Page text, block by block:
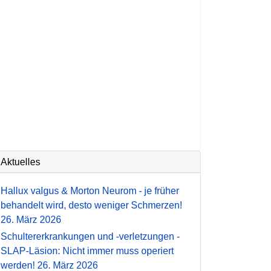
Aktuelles
Hallux valgus & Morton Neurom - je früher
behandelt wird, desto weniger Schmerzen!
26. März 2026
Schultererkrankungen und -verletzungen -
SLAP-Läsion: Nicht immer muss operiert
werden! 26. März 2026